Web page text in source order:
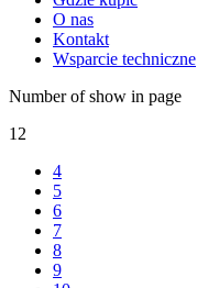
O nas
Kontakt
Wsparcie techniczne
Number of show in page
12
4
5
6
7
8
9